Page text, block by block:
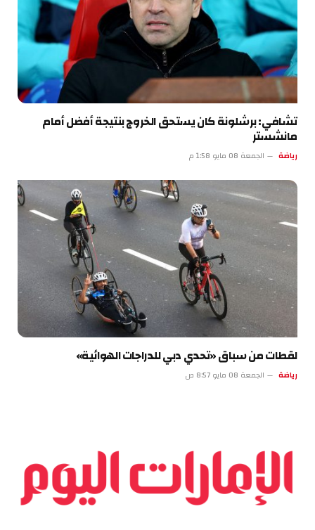
تشافي: برشلونة كان يستحق الخروج بنتيجة أفضل أمام
مانشستر
رياضة الجمعة 08 مايو 1:58 م
لقطات من سباق «تحدي دبي للدراجات الهوائية»
رياضة الجمعة 08 مايو 8:57 ص